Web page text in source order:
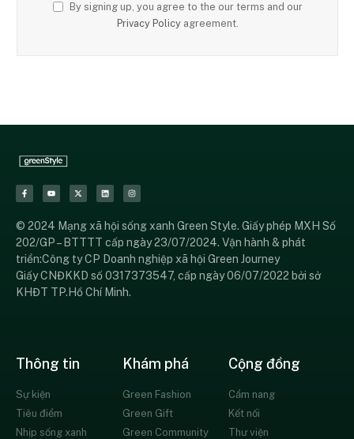
By signing up, you agree to the our terms and our
Privacy Policyagreement.
© 2024 Mạng xã hội sống xanh Green Style. Giấy phép MXH Số
202/GP – BTTTT cấp ngày 23/07/2024. Vận hành & phát
triển:Công ty CP Doanh nghiệp xã hội Green Journey
Giấy CNĐKKD số 0317373547, cấp ngày 06/07/2022 bởi sở
KHĐT TP.Hồ Chí Minh.
Thông tin
Sự kiện
Tiêu điểm
Nhịp sống xanh
Khám phá
Green Fashion
Green Gift
Green Community
Cộng đồng
Cẩm nang
Kết nối
Thư viện